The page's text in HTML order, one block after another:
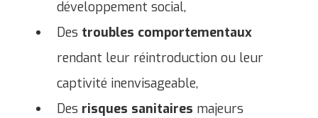
développement social,
Des troubles comportementaux
rendant leur réintroduction ou leur
captivité inenvisageable,
Des risques sanitaires majeurs